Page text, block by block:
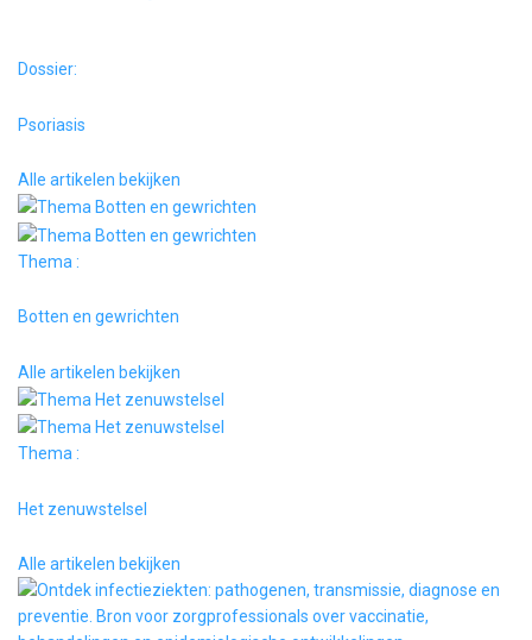
Dossier:
Psoriasis
Alle artikelen bekijken
Thema :
Botten en gewrichten
Alle artikelen bekijken
Thema :
Het zenuwstelsel
Alle artikelen bekijken